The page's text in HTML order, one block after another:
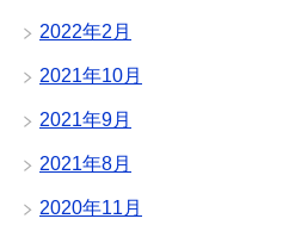
2022年2月
2021年10月
2021年9月
2021年8月
2020年11月